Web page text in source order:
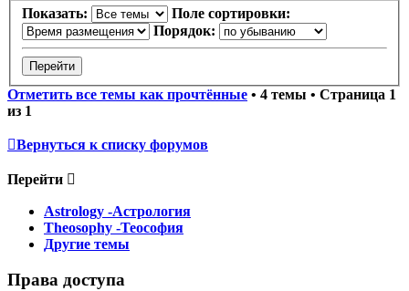
Показать:
Поле сортировки:
Порядок:
Отметить все темы как прочтённые • 4 темы • Страница 1
из 1
Вернуться к списку форумов
Перейти
Astrology -Астрология
Theosophy -Теософия
Другие темы
Права доступа